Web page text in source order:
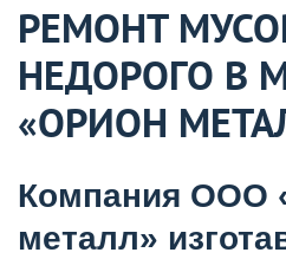
РЕМОНТ
НЕДОРОГО В
«ОРИОН
Компания ООО
металл»